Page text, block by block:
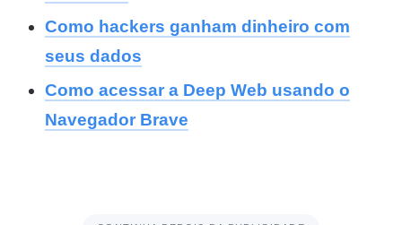
Como hackers ganham dinheiro com
seus dados
Como acessar a Deep Web usando o
Navegador Brave